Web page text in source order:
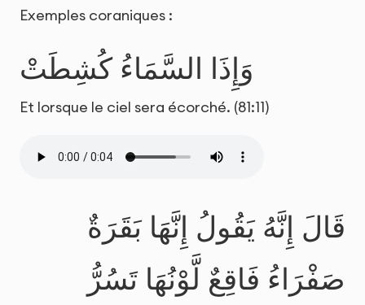
Exemples coraniques :
وَإِذَا السَّمَاءُ كُشِطَتْ
Et lorsque le ciel sera écorché. (81:11)
قَالَ إِنَّهُ يَقُولُ إِنَّهَا بَقَرَةٌ
صَفْرَاءُ فَاقِعٌ لَّوْنُهَا تَسُرُّ